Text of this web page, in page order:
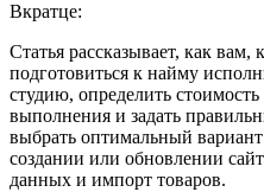
Вкратце:
Статья рассказывает, как вам,
подготовиться к найму
студию, определить стоимость
выполнения и задать
выбрать оптимальный
создании или обновлении
данных и импорт товаров.